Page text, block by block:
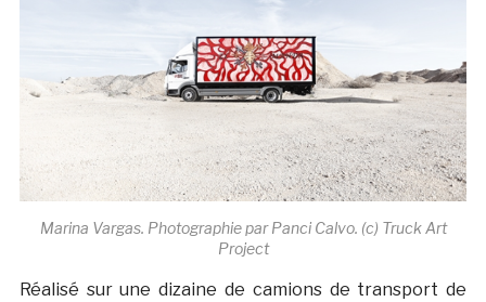
Marina Vargas. Photographie par Panci Calvo. (c) Truck Art
Project
Réalisé sur une dizaine de camions de transport de